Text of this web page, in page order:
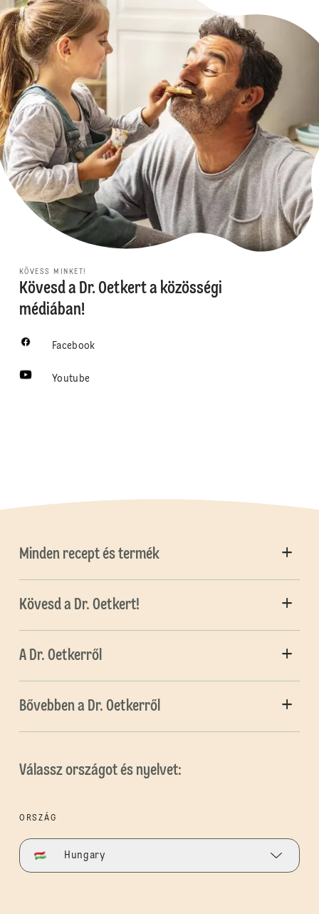
KÖVESS MINKET!
Kövesd a Dr. Oetkert a közösségi
médiában!
Facebook
Youtube
Minden recept és termék
Kövesd a Dr. Oetkert!
A Dr. Oetkerről
Bővebben a Dr. Oetkerről
Válassz országot és nyelvet:
ORSZÁG
Hungary